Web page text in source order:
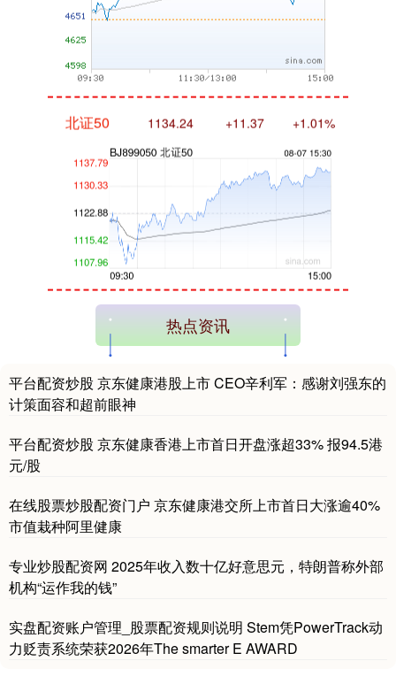
热点资讯
平台配资炒股 京东健康港股上市 CEO辛利军：感谢刘强东的
计策面容和超前眼神
平台配资炒股 京东健康香港上市首日开盘涨超33% 报94.5港
元/股
在线股票炒股配资门户 京东健康港交所上市首日大涨逾40%
市值栽种阿里健康
专业炒股配资网 2025年收入数十亿好意思元，特朗普称外部
机构“运作我的钱”
实盘配资账户管理_股票配资规则说明 Stem凭PowerTrack动
力贬责系统荣获2026年The smarter E AWARD